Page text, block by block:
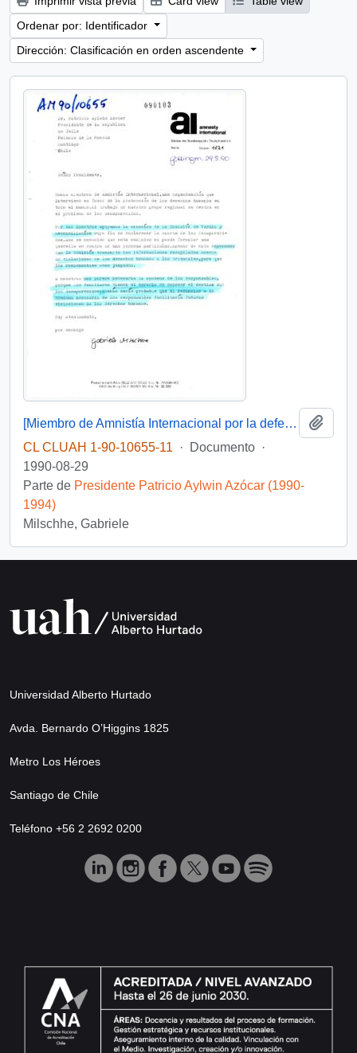
Ordenar por: Identificador
Dirección: Clasificación en orden ascendente
[Miembro de Amnistía Internacional por la defensa de los detenidos desaparecidos en Chile felicita por la creación de la Comisión de de Verdad y Reconciliación]
CL CLUAH 1-90-10655-11
· Documento ·
1990-08-29
Parte de Presidente Patricio Aylwin Azócar (1990-
1994)
Milschhe, Gabriele
Universidad Alberto Hurtado
Avda. Bernardo O’Higgins 1825
Metro Los Héroes
Santiago de Chile
Teléfono +56 2 2692 0200